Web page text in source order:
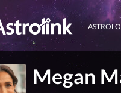
Megan